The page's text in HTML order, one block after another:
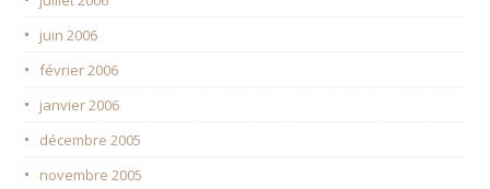
juin 2006
février 2006
janvier 2006
décembre 2005
novembre 2005